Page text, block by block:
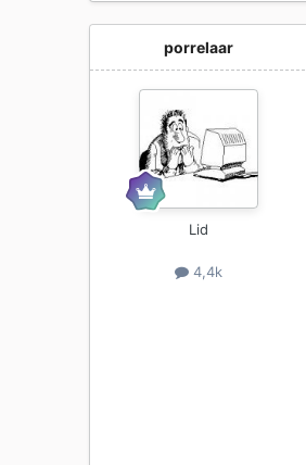
porrelaar
Lid
4,4k